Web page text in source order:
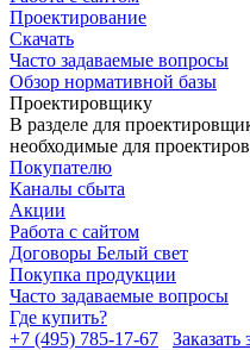
Проектирование
Скачать
Часто задаваемые вопросы
Обзор нормативной базы
Проектировщику
В разделе для
необходимые для
Покупателю
Каналы сбыта
Акции
Работа с сайтом
Договоры Белый свет
Покупка продукции
Часто задаваемые вопросы
Где купить?
+7 (495) 785-17-67
Заказать